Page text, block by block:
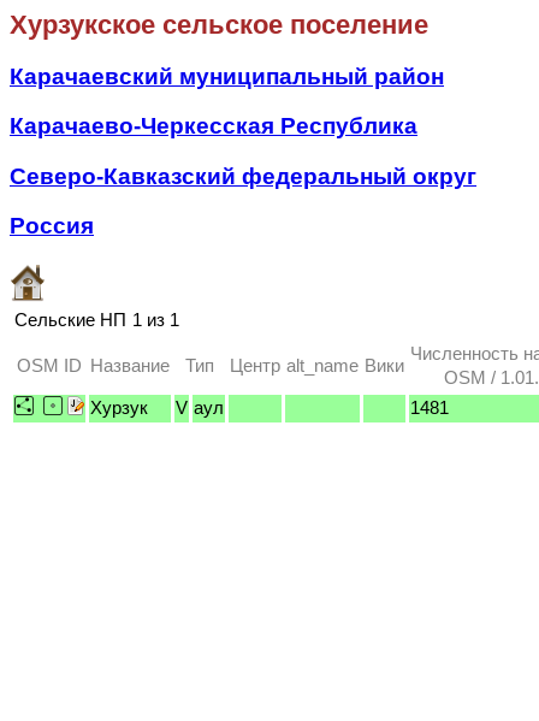
Хурзукское сельское поселение
Карачаевский муниципальный район
Карачаево-Черкесская Республика
Северо-Кавказский федеральный округ
Россия
Сельские НП 1 из 1
OSM ID Название Тип Центр alt_name Вики
Численность
OSM /
Хурзук
V аул 1481